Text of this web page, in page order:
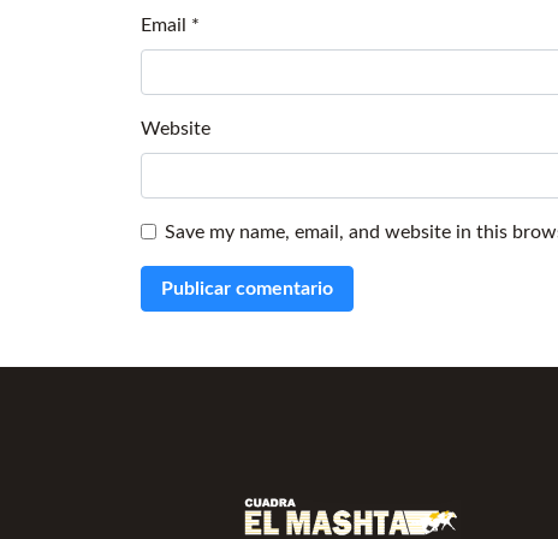
Email *
Website
Save my name, email, and website in this